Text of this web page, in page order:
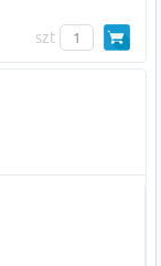
szt